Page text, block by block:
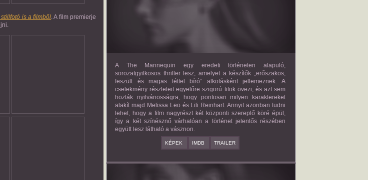
THE MANNEQUIN
A The Mannequin egy eredeti történeten alapuló,
sorozatgyilkosos thriller lesz, amelyet a készítők „erőszakos,
feszült és magas téttel bíró” alkotásként jellemeznek. A
cselekmény részleteit egyelőre szigorú titok övezi, és azt sem
hozták nyilvánosságra, hogy pontosan milyen karaktereket
alakít majd Melissa Leo és Lili Reinhart. Annyit azonban tudni
lehet, hogy a film nagyrészt két központi szereplő köré épül,
így a két színésznő várhatóan a történet jelentős részében
együtt lesz látható a vásznon.
KÉPEK IMDB TRAILER
is a filmből. A film premierje